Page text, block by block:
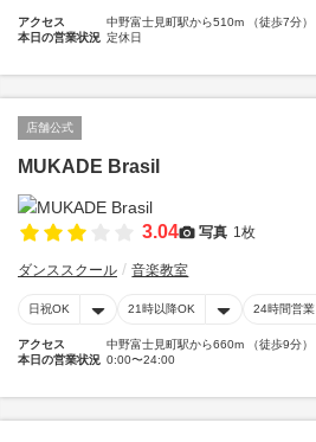
アクセス
中野富士見町駅から510m （徒歩7分）
本日の営業状況 定休日
店舗公式
MUKADE Brasil
3.04 写真 1枚
ダンススクール 音楽教室
日祝OK 21時以降OK 24時間営業
アクセス
中野富士見町駅から660m （徒歩9分）
本日の営業状況 0:00〜24:00